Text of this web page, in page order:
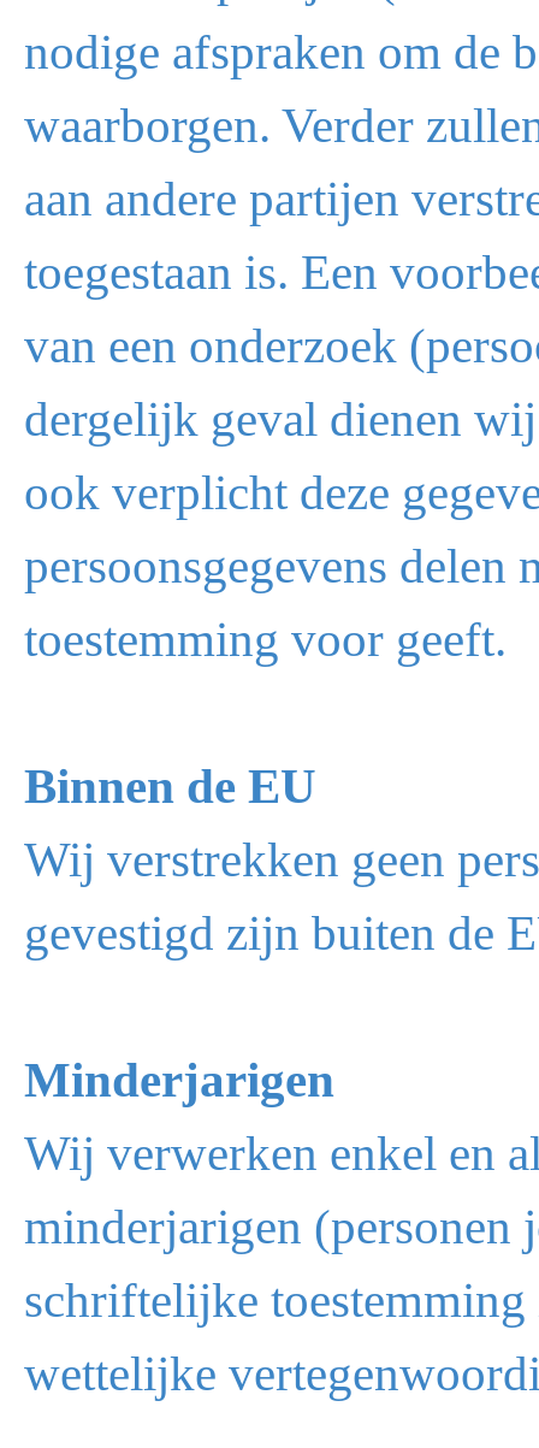
nodige afspraken om de
waarborgen. Verder
aan andere partijen
toegestaan is. Een
van een onderzoek
dergelijk geval dienen
ook verplicht deze
persoonsgegevens
toestemming voor geeft.
Binnen de EU
Wij verstrekken geen
gevestigd zijn buiten de
Minderjarigen
Wij verwerken enkel en
minderjarigen (personen
schriftelijke
wettelijke